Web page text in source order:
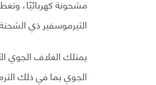
مشحونة كهربائيًا،
الثيرموسفير ذي
يمتلك الغلاف الجوي
الجوي بما في ذلك